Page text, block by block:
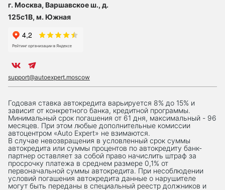
г. Москва, Варшавское ш., д.
125с1В, м. Южная
support@autoexpert.moscow
Годовая ставка автокредита варьируется 8% до 15% и
зависит от конкретного банка, кредитной программы.
Минимальный срок погашения от 61 дня, максимальный - 96
месяцев. При этом любые дополнительные комиссии
автоцентром «Auto Expert» не взимаются.
В случае невозвращения в условленный срок суммы
автокредита или суммы процентов по автокредиту банк-
партнер оставляет за собой право начислить штраф за
просрочку платежа в среднем размере 0,1% от
первоначальной суммы автокредита. При несоблюдении
условий погашения автокредита данные о нарушителе
могут быть переданы в специальный реестр должников и